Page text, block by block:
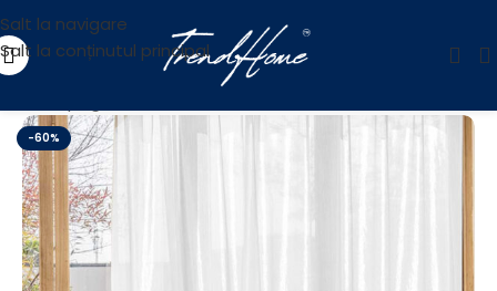
Salt la navigare
Salt la conținutul principal
-60%